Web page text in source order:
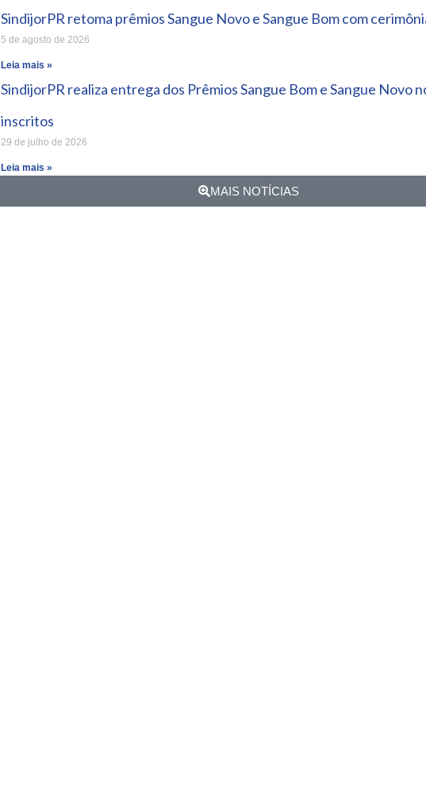
SindijorPR retoma prêmios Sangue Novo e Sangue Bom com
5 de agosto de 2026
Leia mais »
SindijorPR realiza entrega dos Prêmios Sangue Bom e Sangue Novo
inscritos
29 de julho de 2026
Leia mais »
MAIS NOTÍCIAS